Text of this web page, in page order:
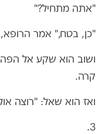
"אתה מתחיל?"
"כן, בטח," אמר
ושוב הוא שקע אל
קרה.
ואז הוא שאל: "רוצה
3.